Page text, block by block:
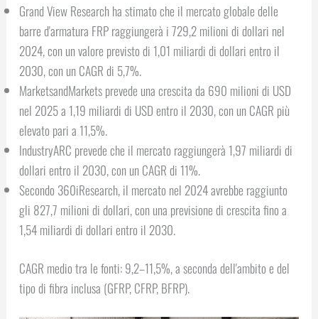
Grand View Research ha stimato che il mercato globale delle
barre d'armatura FRP raggiungerà i 729,2 milioni di dollari nel
2024, con un valore previsto di 1,01 miliardi di dollari entro il
2030, con un CAGR di 5,7%.
MarketsandMarkets prevede una crescita da 690 milioni di USD
nel 2025 a 1,19 miliardi di USD entro il 2030, con un CAGR più
elevato pari a 11,5%.
IndustryARC prevede che il mercato raggiungerà 1,97 miliardi di
dollari entro il 2030, con un CAGR di 11%.
Secondo 360iResearch, il mercato nel 2024 avrebbe raggiunto
gli 827,7 milioni di dollari, con una previsione di crescita fino a
1,54 miliardi di dollari entro il 2030.
CAGR medio tra le fonti: 9,2–11,5%, a seconda dell'ambito e del
tipo di fibra inclusa (GFRP, CFRP, BFRP).